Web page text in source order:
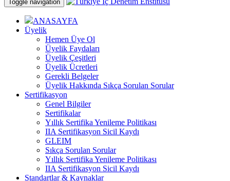
Toggle navigation
ANASAYFA
Üyelik
Hemen Üye Ol
Üyelik Faydaları
Üyelik Çeşitleri
Üyelik Ücretleri
Gerekli Belgeler
Üyelik Hakkında Sıkça Sorulan Sorular
Sertifikasyon
Genel Bilgiler
Sertifikalar
Yıllık Sertifika Yenileme Politikası
IIA Sertifikasyon Sicil Kaydı
GLEIM
Sıkça Sorulan Sorular
Yıllık Sertifika Yenileme Politikası
IIA Sertifikasyon Sicil Kaydı
Standartlar & Kaynaklar